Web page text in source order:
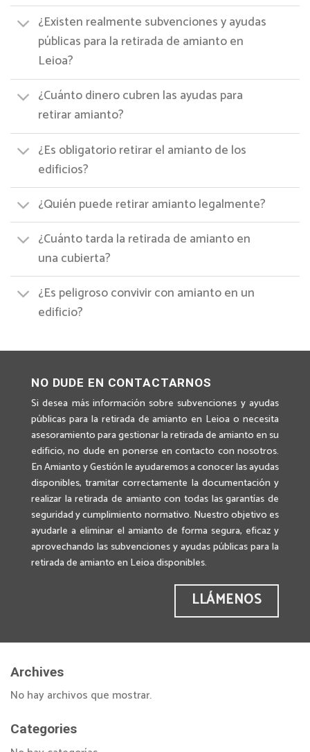
¿Existen realmente subvenciones y ayudas
públicas para la retirada de amianto en
Leioa?
¿Cuánto dinero cubren las ayudas para
retirar amianto?
¿Es obligatorio retirar el amianto de los
edificios?
¿Quién puede retirar amianto legalmente?
¿Cuánto tarda la retirada de amianto en
una cubierta?
¿Es peligroso convivir con amianto en un
edificio?
NO DUDE EN CONTACTARNOS
Si desea más información sobre subvenciones y ayudas
públicas para la retirada de amianto en Leioa o necesita
asesoramiento para gestionar la retirada de amianto en su
edificio, no dude en ponerse en contacto con nosotros.
En Amianto y Gestión le ayudaremos a conocer las ayudas
disponibles, tramitar correctamente la documentación y
realizar la retirada de amianto con todas las garantías de
seguridad y cumplimiento normativo. Nuestro objetivo es
ayudarle a eliminar el amianto de forma segura, eficaz y
aprovechando las subvenciones y ayudas públicas para la
retirada de amianto en Leioa disponibles.
LLÁMENOS
Archives
No hay archivos que mostrar.
Categories